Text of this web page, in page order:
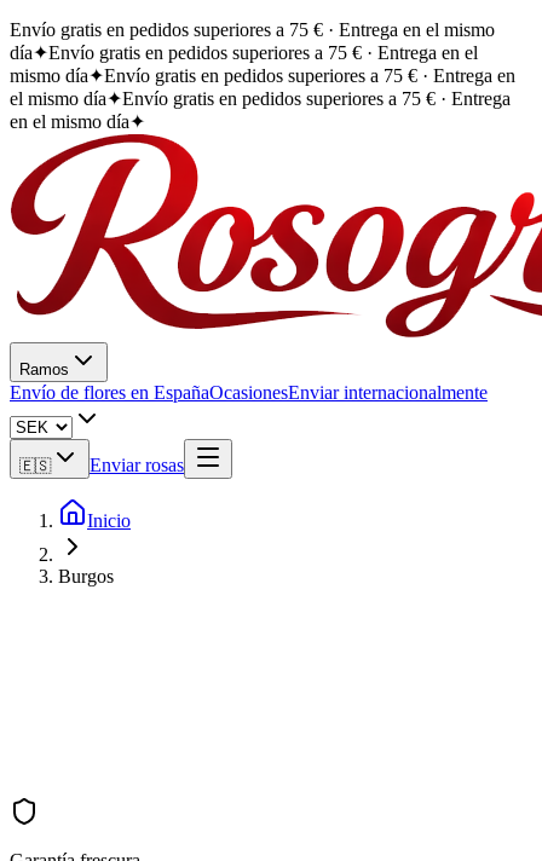
Envío gratis en pedidos superiores a 75 € · Entrega en el mismo
día✦Envío gratis en pedidos superiores a 75 € · Entrega en el
mismo día✦Envío gratis en pedidos superiores a 75 € · Entrega en
el mismo día✦Envío gratis en pedidos superiores a 75 € · Entrega
en el mismo día✦
Ramos
Envío de flores en EspañaOcasionesEnviar internacionalmente
🇪🇸 Enviar rosas
Inicio
Burgos